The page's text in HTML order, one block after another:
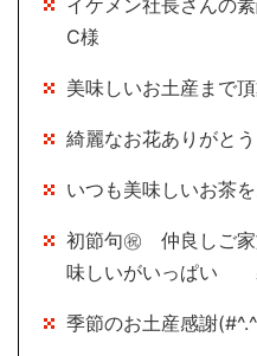
Ⅽ様
美味しいお土産まで
綺麗なお花ありがと
いつも美味しいお茶
初節句㊗ 仲良しご家
味しいがいっぱい
季節のお土産感謝